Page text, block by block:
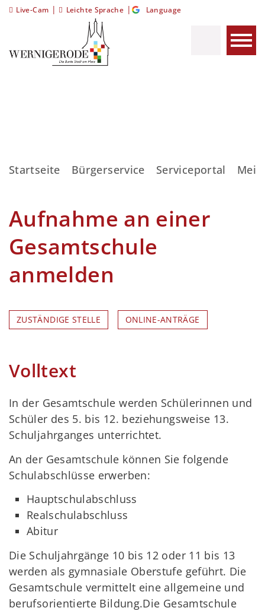
Live-Cam | Leichte Sprache | Language
Startseite Bürgerservice Serviceportal
Aufnahme an einer
Gesamtschule
anmelden
ZUSTÄNDIGE STELLE ONLINE-ANTRÄGE
Volltext
In der Gesamtschule werden Schülerinnen und
Schüler des 5. bis 12. beziehungsweise 13.
Schuljahrganges unterrichtet.
An der Gesamtschule können Sie folgende
Schulabschlüsse erwerben:
Hauptschulabschluss
Realschulabschluss
Abitur
Die Schuljahrgänge 10 bis 12 oder 11 bis 13
werden als gymnasiale Oberstufe geführt. Die
Gesamtschule vermittelt eine allgemeine und
berufsorientierte Bildung.Die Gesamtschule